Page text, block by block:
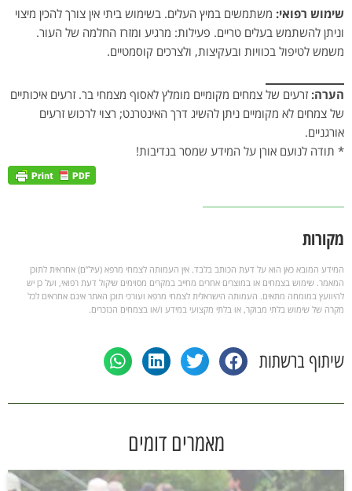
שימוש רפואי: משתמשים במיץ העלים. בשימוש ביתי אין צורך להכין מיצוי
וניתן להשתמש בעלים טריים. פעילות: מרגיע ומזרז החלמה של העור.
משמש לטיפול בכוויות ובעקיצות, ולצרכים קוסמטיים.
הערה: זרעים של צמחים מקומיים מומלץ לאסוף מצמחי בר. זרעים איכותיים
של צמחים לא מקומיים ניתן להשיג דרך האינטרנט; רצוי לרכוש זרעים
אורגניים.
* תודה לנועם אורן על המידע שמסר בנדיבות!
מקורות
המידע המובא כאן הוא על דעת הכותב בלבד. אין העמותה לצמחי מרפא (עיל”ם) אחראית לתוכן
המאמר. שימוש בצמחים או במוצרים אחרים מחייב במקרים מסוימים שיקול דעת רפואי, ועל כן יש
להיוועץ במומחה מתאים. העמותה הישראלית לצמחי מרפא ועורכי תוכן האתר אינם אחראים לכל
מקרה של שימוש בלתי מבוקר, או בלתי מקצועי במידע ו/או בצמחים הנזכרים.
שיתוף ברשתות
מאמרים דומים